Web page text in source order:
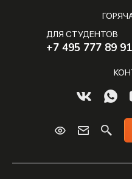
ДЛЯ СТУДЕНТОВ
+7 495 777 89 91